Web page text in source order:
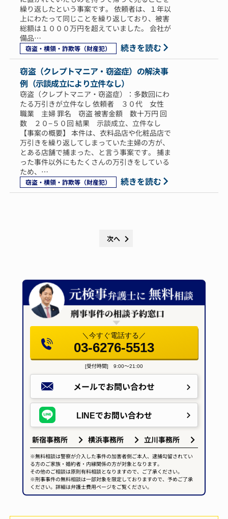
繰り返したという事案です。 依頼者は、１年以
上にわたって同じことを繰り返しており、被害
総額は１０００万円を超えていました。 会社が
備品…
窃盗・横領・詐欺等（財産犯）
続きを読む
窃盗（クレプトマニア・窃盗症）の解決事
例（示談成立により立件なし）
窃盗（クレプトマニア・窃盗症）：多数回にわ
たる万引きが立件なし 依頼者 ３０代 女性
職業 主婦 罪名 窃盗 被害金額 数十万円 回
数 ２０−５０回 結果 示談成立、立件なし
【事案の概要】 本件は、衣料品店や化粧品店で
万引きを繰り返してしまっていた主婦の方が、
とある店舗で捕まった、と言う事案です。 捕ま
った事件以外にもたくさんの万引きをしている
ため、…
窃盗・横領・詐欺等（財産犯） 続きを読む
次へ
＼今すぐ電話する／
03-6276-5513
[受付時間] 9:00～21:00
メールでお問い合わせ
LINEでお問い合わせ
新宿事務所 横浜事務所 立川事務所
※無料相談は警察が介入した事件の加害者側ご本人、逮捕勾留されてい
る方のご家族・婚約者・内縁関係の方が対象となります。
その他のご相談は原則有料相談となりますので、ご了承ください。
※刑事事件の無料相談は一部対象を限定しておりますので、予めご了承
ください。詳細は弁護士費用ページをご覧ください。